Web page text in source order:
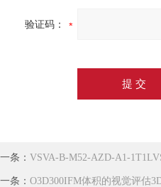
验证码：
一条： VSVA-B-M52-AZD-A1-
条： O3D300IFM体积的视觉评估